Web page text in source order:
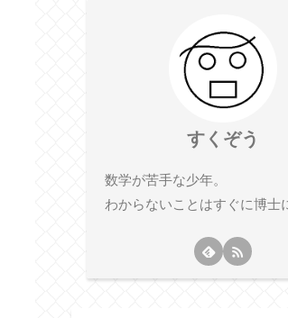
すくぞう
数学が苦手な少年。
わからないことはすぐに博士